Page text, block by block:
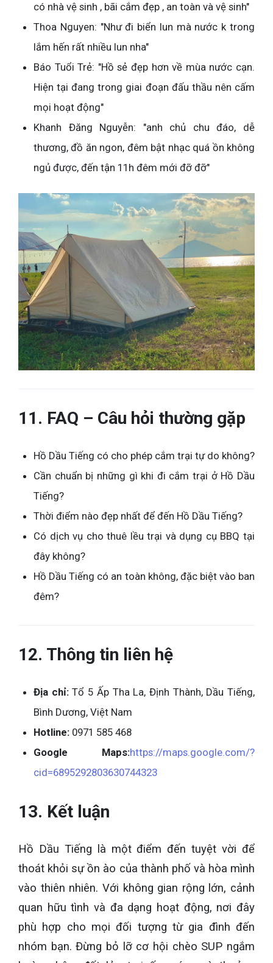
có nhà vệ sinh , bãi cắm đẹp , an toàn và vệ sinh"
Thoa Nguyen: "Như đi biển lun mà nước k trong
lắm hến rất nhiều lun nha"
Báo Tuổi Trẻ: "Hồ sẻ đẹp hơn về mùa nước cạn.
Hiện tại đang trong giai đoạn đấu thầu nên cấm
mọi hoạt động"
Khanh Đăng Nguyễn: "anh chủ chu đáo, dễ
thương, đồ ăn ngon, đêm bật nhạc quá ồn không
ngủ được, đến tận 11h đêm mới đỡ đỡ"
11. FAQ – Câu hỏi thường gặp
Hồ Dầu Tiếng có cho phép cắm trại tự do không?
Cần chuẩn bị những gì khi đi cắm trại ở Hồ Dầu
Tiếng?
Thời điểm nào đẹp nhất để đến Hồ Dầu Tiếng?
Có dịch vụ cho thuê lều trại và dụng cụ BBQ tại
đây không?
Hồ Dầu Tiếng có an toàn không, đặc biệt vào ban
đêm?
12. Thông tin liên hệ
Địa chỉ:Tổ 5 Ấp Tha La, Định Thành, Dầu Tiếng,
Bình Dương, Việt Nam
Hotline: 0971 585 468
Google Maps:https://maps.google.com/?
cid=6895292803630744323
13. Kết luận
Hồ Dầu Tiếng là một điểm đến tuyệt vời để
thoát khỏi sự ồn ào của thành phố và hòa mình
vào thiên nhiên. Với không gian rộng lớn, cảnh
quan hữu tình và đa dạng hoạt động, nơi đây
phù hợp cho mọi đối tượng từ gia đình đến
nhóm bạn. Đừng bỏ lỡ cơ hội chèo SUP ngắm